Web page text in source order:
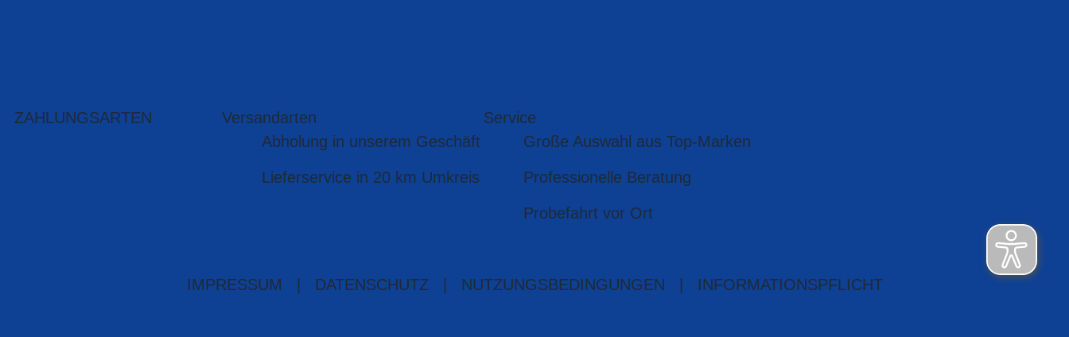
ZAHLUNGSARTEN
Versandarten
Abholung in unserem Geschäft
Lieferservice in 20 km Umkreis
Service
Große Auswahl aus Top-Marken
Professionelle Beratung
Probefahrt vor Ort
IMPRESSUM DATENSCHUTZ NUTZUNGSBEDINGUNGEN INFORMATIONSPFLICHT